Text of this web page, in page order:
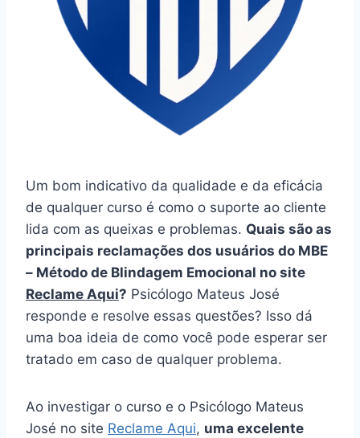
Um bom indicativo da qualidade e da eficácia
de qualquer curso é como o suporte ao cliente
lida com as queixas e problemas. Quais são as
principais reclamações dos usuários do MBE
– Método de Blindagem Emocional no site
Reclame Aqui? Psicólogo Mateus José
responde e resolve essas questões? Isso dá
uma boa ideia de como você pode esperar ser
tratado em caso de qualquer problema.
Ao investigar o curso e o Psicólogo Mateus
José no site Reclame Aqui, uma excelente